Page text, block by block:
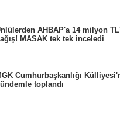
AHBAP'a 14 milyon
MASAK tek tek inceledi
Cumhurbaşkanlığı
toplandı